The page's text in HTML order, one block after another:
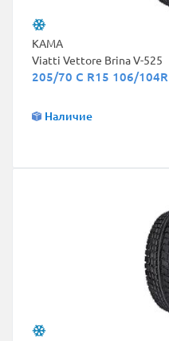
КАМА
Viatti Vettore Brina V-525
205/70 C R15 106/104R
Наличие